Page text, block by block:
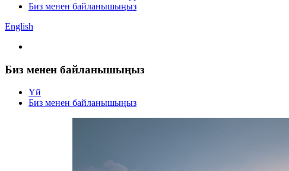
Биз менен байланышыңыз
English
Биз менен байланышыңыз
Үй
Биз менен байланышыңыз